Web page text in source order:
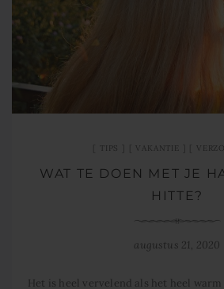
TIPS VAKANTIE
WAT TE DOEN MET JE
HITTE?
augustus 21, 2020
Het is heel vervelend als het heel